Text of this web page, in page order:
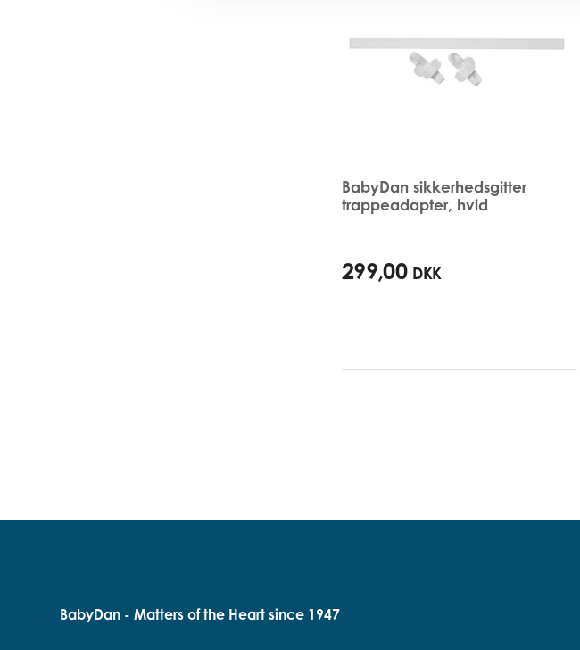
BabyDan sikkerhedsgitter
trappeadapter, hvid
299,00 DKK
BabyDan - Matters of the Heart since 1947